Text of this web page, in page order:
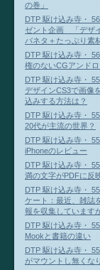
の巻」
DTP 駆け込み寺・
ゼント企画 「デザ
バネタ＋たっぷり素
DTP 駆け込み寺・
権のないCGアンド
DTP 駆け込み寺・
デザインCS3で画像
込みする方法は？
DTP 駆け込み寺・
20代が主流の世界？
DTP 駆け込み寺・
iPhoneのレビュー
DTP 駆け込み寺・
満の文字がPDFに反
DTP 駆け込み寺・
ケート：最近、雑誌
報を収集しています
DTP 駆け込み寺・
Mookと書籍の違い
DTP 駆け込み寺・
がマウントし無くな